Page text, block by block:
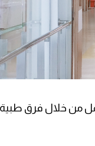
من خلال فرق